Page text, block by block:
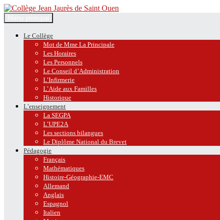
Collège Jean Jaurès de Saint
Recherche
au
contenu
Le Collège
Mot de Mme La Principale
Les Horaires
Les Personnels
Le Conseil d’Administration
L’Infirmerie
L’Aide aux Familles
Historique
L’enseignement
La SEGPA
L’UPE2A
Les sections bilangues
Le Diplôme National du Brevet
Pédagogie
Français
Mathématiques
Histoire-Géographie-EMC
Allemand
Anglais
Espagnol
Italien